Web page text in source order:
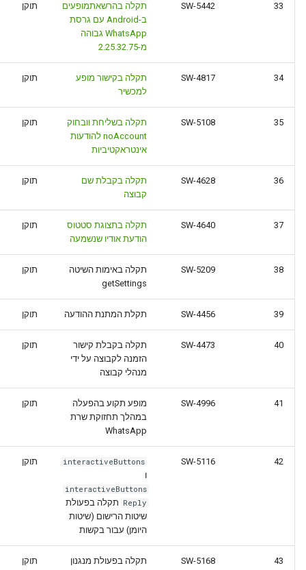
33
SW-5442
תקלה בהרשאתמופעים
ב-Android עם גרסת
WhatsApp גבוהה
מ-2.25.32.75
תוקן
34
SW-4817
תקלה בקישור מופע
למכשיר
תוקן
35
SW-5108
תקלה בשליחת וובחוק
noAccount להודעות
אינטראקטיביות
תוקן
36
SW-4628
תקלה בקבלת שם
קבוצה
תוקן
37
SW-4640
תקלה בתצוגת סטטוס
הודעת אודיו שנשמעה
תוקן
38
SW-5209
תקלה באימות השיטה
getSettings
תוקן
39
SW-4456 תקלת המתנת ההודעה תוקן
40
SW-4473
תקלה בקבלת קישור
הזמנה לקבוצה על ידי
מנהלי קבוצה
תוקן
41
SW-4996
מופע תקוע בהפעלה
במהלך תחזוקת שרת
WhatsApp
תוקן
42
SW-5116
interactiveButtons
ו
interactiveButtons
Reply תקלה בפעולת
שיטות הרישום (שיטות
היומן) עבור בקשות
תוקן
43
SW-5168
תקלה בפעולת מנגנון
תוקן